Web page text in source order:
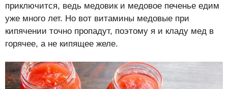
приключится, ведь медовик и медовое печенье едим
уже много лет. Но вот витамины медовые при
кипячении точно пропадут, поэтому я и кладу мед в
горячее, а не кипящее желе.